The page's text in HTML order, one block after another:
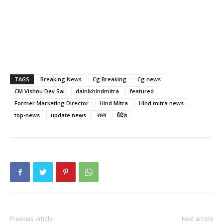
TAGS Breaking News Cg Breaking
Cg news
CM Vishnu Dev Sai
dainikhindmitra
featured
Former Marketing Director
Hind Mitra
Hind mitra news
top-news
update news राज्य विदेश
Previous article Next article